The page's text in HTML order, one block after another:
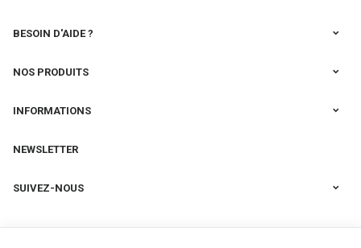
BESOIN D'AIDE ?
NOS PRODUITS
INFORMATIONS
NEWSLETTER
SUIVEZ-NOUS